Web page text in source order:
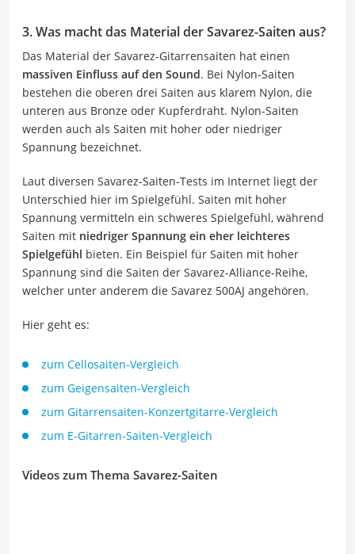
3. Was macht das Material der Savarez-Saiten aus?
Das Material der Savarez-Gitarrensaiten hat einen
massiven Einfluss auf den Sound. Bei Nylon-Saiten
bestehen die oberen drei Saiten aus klarem Nylon, die
unteren aus Bronze oder Kupferdraht. Nylon-Saiten
werden auch als Saiten mit hoher oder niedriger
Spannung bezeichnet.
Laut diversen Savarez-Saiten-Tests im Internet liegt der
Unterschied hier im Spielgefühl. Saiten mit hoher
Spannung vermitteln ein schweres Spielgefühl, während
Saiten mit niedriger Spannung ein eher leichteres
Spielgefühl bieten. Ein Beispiel für Saiten mit hoher
Spannung sind die Saiten der Savarez-Alliance-Reihe,
welcher unter anderem die Savarez 500AJ angehören.
Hier geht es:
zum Cellosaiten-Vergleich
zum Geigensaiten-Vergleich
zum Gitarrensaiten-Konzertgitarre-Vergleich
zum E-Gitarren-Saiten-Vergleich
Videos zum Thema Savarez-Saiten